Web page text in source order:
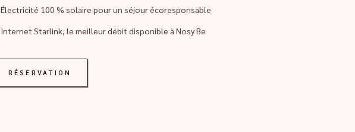
Électricité 100 % solaire pour un séjour écoresponsable
Internet Starlink, le meilleur débit disponible à Nosy Be
RÉSERVATION